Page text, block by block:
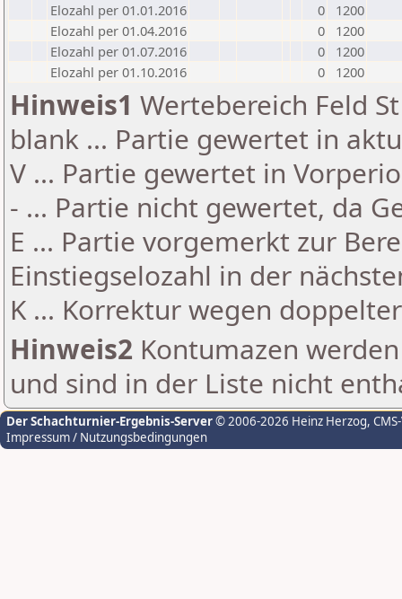
Elozahl per 01.01.2016
0
1200
Elozahl per 01.04.2016
0
1200
Elozahl per 01.07.2016
0
1200
Elozahl per 01.10.2016
0 1200
Hinweis1 Wertebereich Feld
blank ... Partie gewertet in
V ... Partie gewertet in
- ... Partie nicht gewertet, da
E ... Partie vorgemerkt zur
Einstiegselozahl in der
K ... Korrektur wegen
Hinweis2 Kontumazen
und sind in der Liste nicht
Der Schachturnier-Ergebnis-Server© 2006-2026 Heinz Herzog,
Impressum / Nutzungsbedingungen